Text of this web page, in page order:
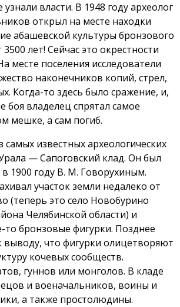
власти. В 1948 году археолог
открыл на месте находки
абашевской культуры бронзового
3500 лет! Сейчас это окрестности
месте поселения исследователи
наконечников копий, стрел,
Когда-то здесь было сражение, и,
боя владелец спрятал самое
мешке, а сам погиб.
известных археологических
— Сапоговский клад. Он был
1900 году В. М. Говорухиным.
участок земли недалеко от
(теперь это село Новобурино
Челябинской области) и
то бронзовые фигурки. Позднее
что фигурки олицетворяют
кочевых сообществ.
гуннов или монголов. В кладе
и военачальников, воины и
а также простолюдины.